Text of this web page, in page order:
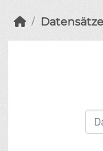
Datensätze